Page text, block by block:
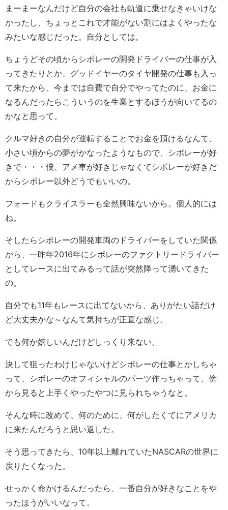
まーまーなんだけど自分の会社も軌道に乗せなきゃいけな
かったし、ちょっとこれで才能がない割にはよくやったな
みたいな感じだった。自分としては。
ちょうどその頃からシボレーの開発ドライバーの仕事が入
ってきたりとか、グッドイヤーのタイヤ開発の仕事も入っ
て来たから、今までは自費で自分でやってたのに、お金に
なるんだったらこういうのを生業とするほうが向いてるの
かなと思って。
クルマ好きの自分が運転することでお金を頂けるなんて、
小さい頃からの夢がかなったようなもので、シボレーが好
きで・・・僕、アメ車が好きじゃなくてシボレーが好きだ
からシボレー以外どうでもいいの。
フォードもクライスラーも全然興味ないから。個人的には
ね。
そしたらシボレーの開発車両のドライバーをしていた関係
から、一昨年2016年にシボレーのファクトリードライバー
としてレースに出てみるって話が突然降って湧いてきた
の。
自分でも11年もレースに出てないから、ありがたい話だけ
ど大丈夫かな～なんて気持ちが正直な感じ。
でも何か嬉しいんだけどしっくり来ない。
決して狙ったわけじゃないけどシボレーの仕事とかしちゃ
って、シボレーのオフィシャルのパーツ作っちゃって、傍
から見ると上手くやったやつに見られちゃうなと。
そんな時に改めて、何のために、何がしたくてにアメリカ
に来たんだろうと思い返した。
そう思ってきたら、10年以上離れていたNASCARの世界に
戻りたくなった。
せっかく命かけるんだったら、一番自分が好きなことをや
ったほうがいいなって。